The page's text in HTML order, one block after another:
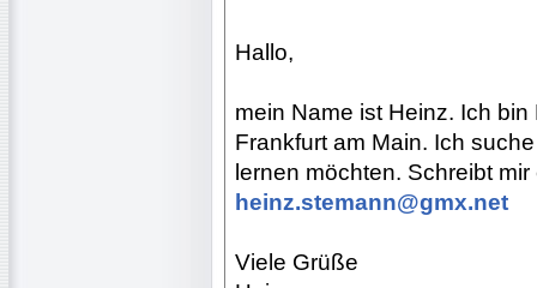
Hallo,
mein Name ist Heinz. Ich
Frankfurt am Main. Ich
lernen möchten. Schreibt
heinz.stemann@gmx.net
Viele Grüße